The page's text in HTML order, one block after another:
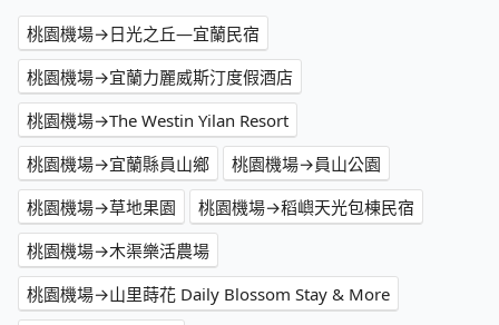
桃園機場→日光之丘—宜蘭民宿
桃園機場→宜蘭力麗威斯汀度假酒店
桃園機場→The Westin Yilan Resort
桃園機場→宜蘭縣員山鄉
桃園機場→員山公園
桃園機場→草地果園
桃園機場→稻嶼天光包棟民宿
桃園機場→木渠樂活農場
桃園機場→山里蒔花 Daily Blossom Stay & More